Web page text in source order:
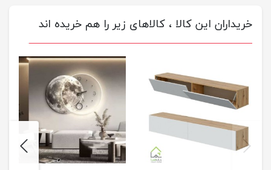
خریداران این کالا ، کالاهای زیر را هم خریده اند
previus